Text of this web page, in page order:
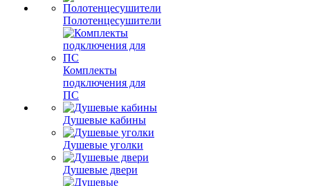
Полотенцесушители
Комплекты
подключения для
ПС
Душевые кабины
Душевые уголки
Душевые двери